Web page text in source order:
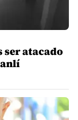
ser atacado